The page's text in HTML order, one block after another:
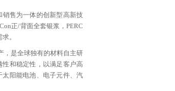
销售为一体的创新型高新技
正/背面全套银浆，PERC
。
，是全球独有的材料自主研
和稳定性，以满足客户高
阳能电池、电子元件、汽